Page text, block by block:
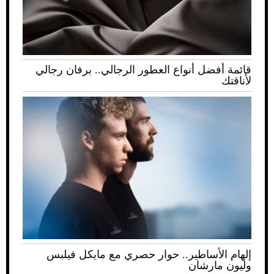
قائمة أفضل أنواع العطور الرجالي.. برفان رجالي
لأناقتك
إلهام الأساطير.. حوار حصري مع مايكل فيلبس
وليون مارشان